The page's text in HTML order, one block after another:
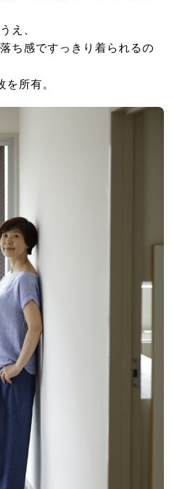
え、
ち感ですっきり着られるの
所有。